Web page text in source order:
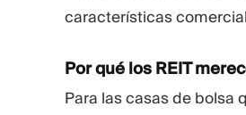
características
Por qué los REIT
Para las casas de bolsa